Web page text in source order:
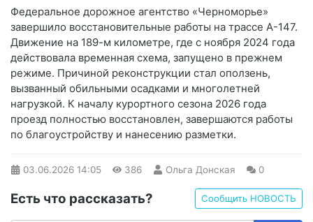
Федеральное дорожное агентство «Черноморье»
завершило восстановительные работы на трассе А-147.
Движение на 189-м километре, где с ноября 2024 года
действовала временная схема, запущено в прежнем
режиме. Причиной реконструкции стал оползень,
вызванный обильными осадками и многолетней
нагрузкой. К началу курортного сезона 2026 года
проезд полностью восстановлен, завершаются работы
по благоустройству и нанесению разметки.
03.06.2026 14:05 386 Ольга Донская 0
Есть что рассказать? Сообщить НОВОСТЬ